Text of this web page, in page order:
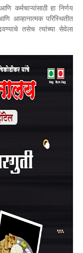
कर्मचाऱ्यांसाठी हा निर्णय
आव्हानात्मक परिस्थितीत
तसेच त्यांच्या सेवेला